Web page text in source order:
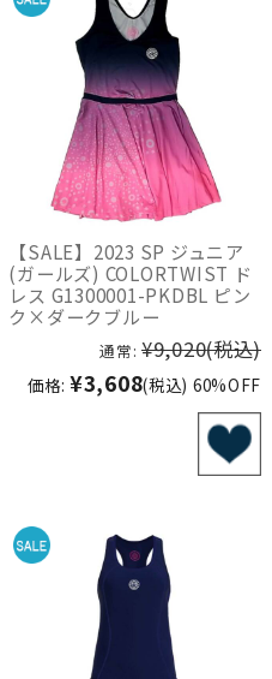
【SALE】2023 SP ジュニア
(ガールズ) COLORTWIST ド
レス G1300001-PKDBL ピン
ク×ダークブルー
通常: ¥9,020(税込)
価格: ¥3,608(税込) 60%OFF